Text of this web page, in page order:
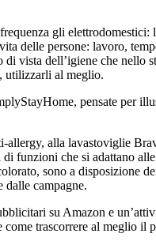
gli
delle persone: lavoro,
vista dell’igiene che
utilizzarli al meglio.
pensate per
alla lavastoviglie
che si adattano
sono a disposizione
campagne.
su Amazon e
trascorrere al meglio il